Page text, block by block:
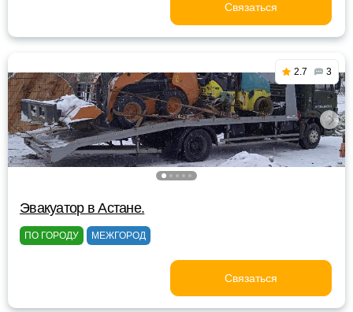
Связаться
2.7 3
Эвакуатор в Астане.
ПО ГОРОДУ МЕЖГОРОД
Связаться